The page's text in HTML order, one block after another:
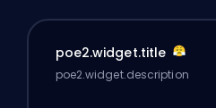
poe2.widget.title
poe2.widget.description